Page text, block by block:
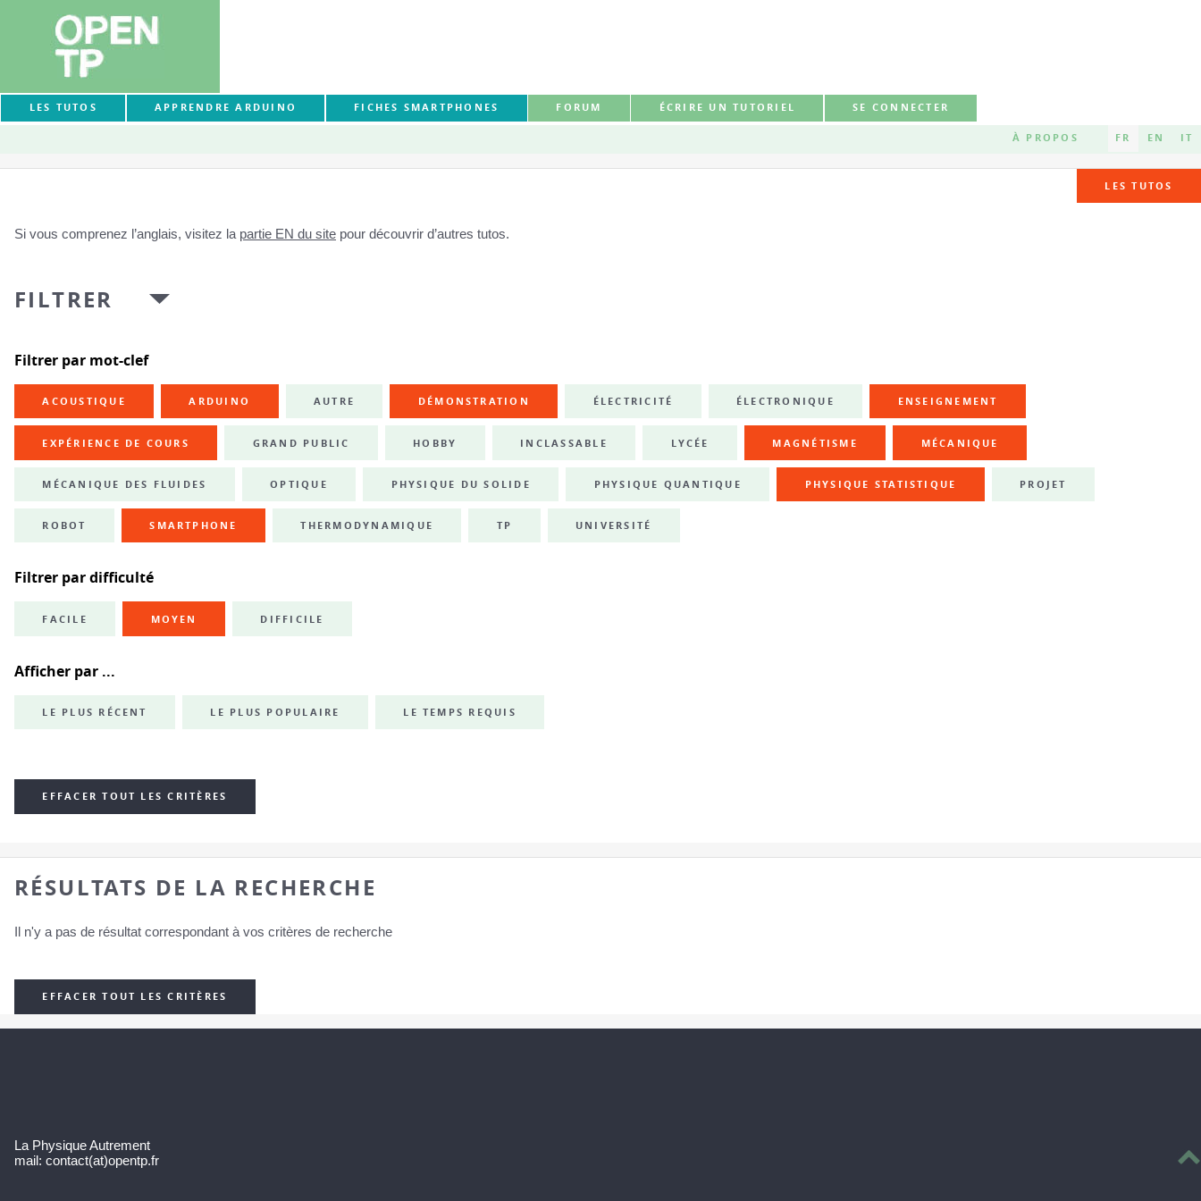
LES TUTOS APPRENDRE ARDUINO FICHES SMARTPHONES FORUM ÉCRIRE UN TUTORIEL SE CONNECTER
À PROPOS FR EN IT
LES TUTOS
Si vous comprenez l’anglais, visitez la partie EN du site pour découvrir d’autres tutos.
FILTRER
Filtrer par mot-clef
ACOUSTIQUE ARDUINO AUTRE DÉMONSTRATION ÉLECTRICITÉ ÉLECTRONIQUE ENSEIGNEMENT
EXPÉRIENCE DE COURS GRAND PUBLIC HOBBY INCLASSABLE LYCÉE MAGNÉTISME MÉCANIQUE
MÉCANIQUE DES FLUIDES OPTIQUE PHYSIQUE DU SOLIDE PHYSIQUE QUANTIQUE PHYSIQUE STATISTIQUE PROJET
ROBOT SMARTPHONE THERMODYNAMIQUE TP UNIVERSITÉ
Filtrer par difficulté
FACILE MOYEN DIFFICILE
Afficher par ...
LE PLUS RÉCENT LE PLUS POPULAIRE LE TEMPS REQUIS
EFFACER TOUT LES CRITÈRES
RÉSULTATS DE LA RECHERCHE
Il n'y a pas de résultat correspondant à vos critères de recherche
EFFACER TOUT LES CRITÈRES
La Physique Autrement
mail: contact(at)opentp.fr